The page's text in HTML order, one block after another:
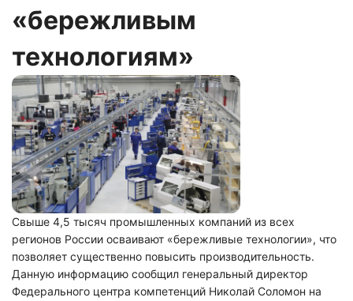
«бережливым
технологиям»
Свыше 4,5 тысяч промышленных компаний из всех
регионов России осваивают «бережливые технологии», что
позволяет существенно повысить производительность.
Данную информацию сообщил генеральный директор
Федерального центра компетенций Николай Соломон на